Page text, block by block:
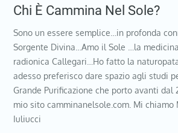
Chi È Cammina Nel Sole?
Sono un essere semplice…in profonda
Sorgente Divina…Amo il Sole …la
radionica Callegari…Ho fatto la
adesso preferisco dare spazio agli studi
Grande Purificazione che porto avanti dal
mio sito camminanelsole.com. Mi chiamo
Iuliucci